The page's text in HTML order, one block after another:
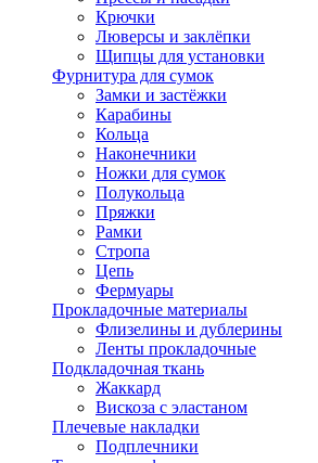
Крючки
Люверсы и заклёпки
Щипцы для установки
Фурнитура для сумок
Замки и застёжки
Карабины
Кольца
Наконечники
Ножки для сумок
Полукольца
Пряжки
Рамки
Стропа
Цепь
Фермуары
Прокладочные материалы
Флизелины и дублерины
Ленты прокладочные
Подкладочная ткань
Жаккард
Вискоза с эластаном
Плечевые накладки
Подплечники